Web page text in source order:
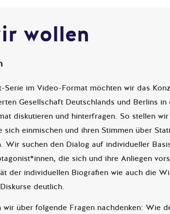
wollen
im Video-Format möchten wir das
Gesellschaft Deutschlands und Berlins
diskutieren und hinterfragen. So stellen
einmischen und ihren Stimmen über
Wir suchen den Dialog auf individueller
die sich und ihre Anliegen
der individuellen Biografien wie auch die
deutlich.
über folgende Fragen nachdenken: Wie